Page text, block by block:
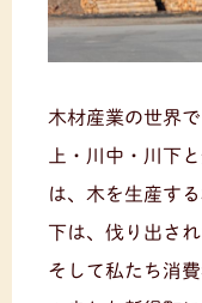
木材産業の世界
上・川中・川下
は、木を生産す
下は、伐り出さ
そして私たち消